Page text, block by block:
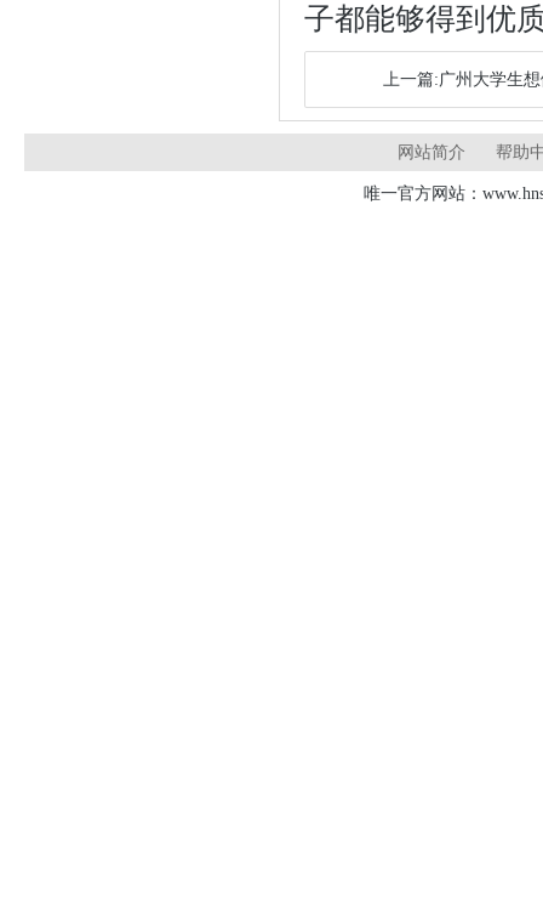
子都能够得到优
上一篇:广州大学生
网站简介 帮助
唯一官方网站：